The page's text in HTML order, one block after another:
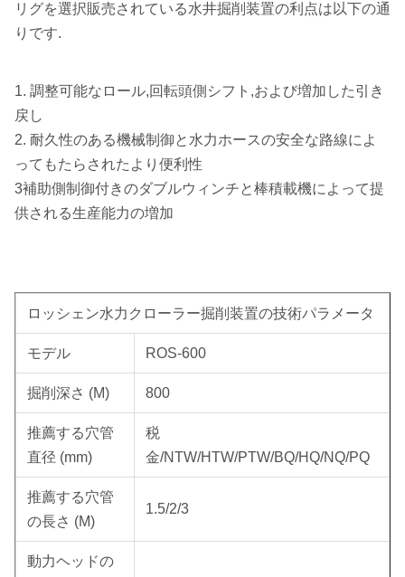
リグを選択販売されている水井掘削装置の利点は以下の通
りです.
1. 調整可能なロール,回転頭側シフト,および増加した引き
戻し
2. 耐久性のある機械制御と水力ホースの安全な路線によ
ってもたらされたより便利性
3補助側制御付きのダブルウィンチと棒積載機によって提
供される生産能力の増加
ロッシェン水力クローラー掘削装置の技術パラメータ
モデル ROS-600
掘削深さ (M) 800
推薦する穴管
直径 (mm)
税
金/NTW/HTW/PTW/BQ/HQ/NQ/PQ
推薦する穴管
の長さ (M)
1.5/2/3
動力ヘッドの